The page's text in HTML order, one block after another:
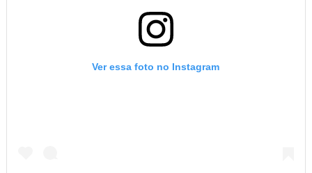
Ver essa foto no Instagram